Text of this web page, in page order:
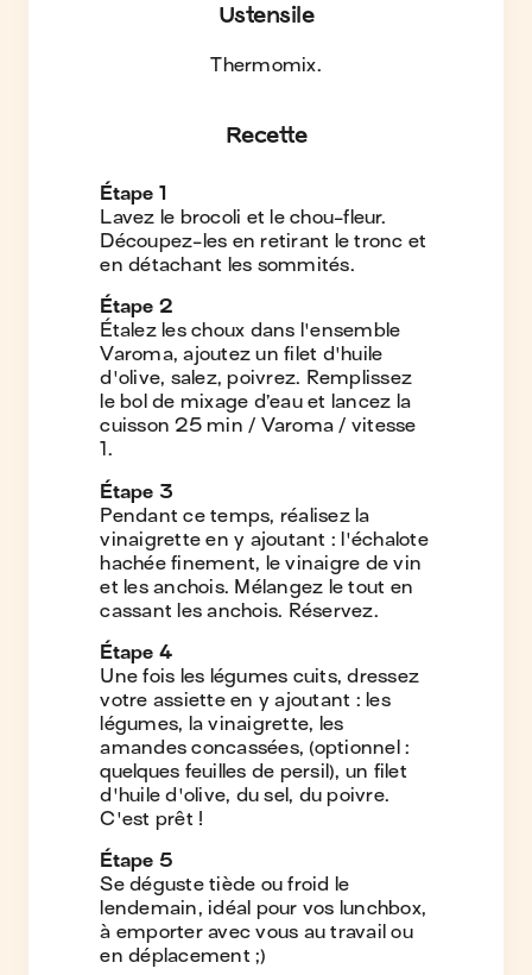
Ustensile
Thermomix.
Recette
Étape 1
Lavez le brocoli et le chou-fleur.
Découpez-les en retirant le tronc et
en détachant les sommités.
Étape 2
Étalez les choux dans l'ensemble
Varoma, ajoutez un filet d'huile
d'olive, salez, poivrez. Remplissez
le bol de mixage d’eau et lancez la
cuisson 25 min / Varoma / vitesse
1.
Étape 3
Pendant ce temps, réalisez la
vinaigrette en y ajoutant : l'échalote
hachée finement, le vinaigre de vin
et les anchois. Mélangez le tout en
cassant les anchois. Réservez.
Étape 4
Une fois les légumes cuits, dressez
votre assiette en y ajoutant : les
légumes, la vinaigrette, les
amandes concassées, (optionnel :
quelques feuilles de persil), un filet
d'huile d'olive, du sel, du poivre.
C'est prêt !
Étape 5
Se déguste tiède ou froid le
lendemain, idéal pour vos lunchbox,
à emporter avec vous au travail ou
en déplacement ;)